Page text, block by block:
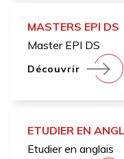
MASTERS EPI DS
Master EPI DS
Découvrir
ETUDIER EN
Etudier en anglais